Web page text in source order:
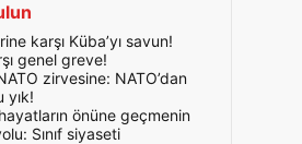
karşı Küba’yı savun!
genel greve!
zirvesine: NATO’dan
yık!
önüne geçmenin
Sınıf siyaseti